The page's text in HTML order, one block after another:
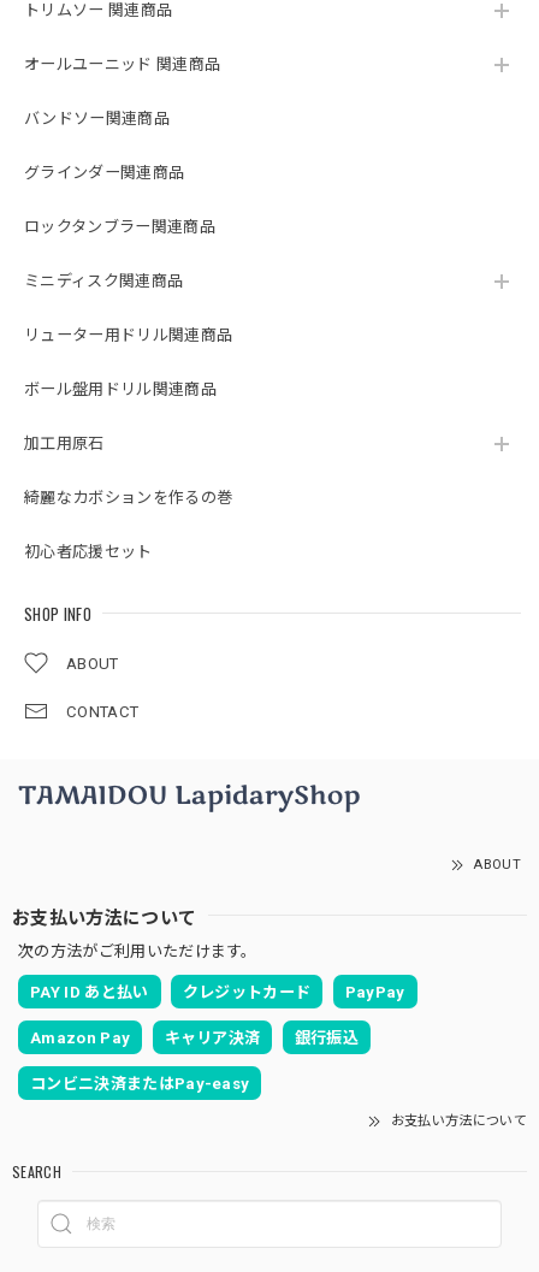
トリムソー 関連商品
オールユーニッド 関連商品
バンドソー関連商品
グラインダー関連商品
ロックタンブラー関連商品
ミニディスク関連商品
リューター用ドリル関連商品
ボール盤用ドリル関連商品
加工用原石
綺麗なカボションを作るの巻
初心者応援セット
SHOP INFO
ABOUT
CONTACT
ABOUT
お支払い方法について
次の方法がご利用いただけます。
PAY ID あと払い クレジットカード PayPay
Amazon Pay キャリア決済 銀行振込
コンビニ決済またはPay-easy
お支払い方法について
SEARCH